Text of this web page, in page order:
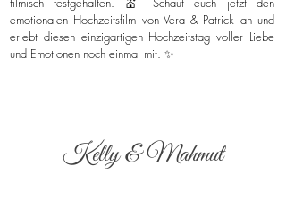
emotionalen Hochzeitsfilm von Vera & Patrick an und
erlebt diesen einzigartigen Hochzeitstag voller Liebe
und Emotionen noch einmal mit. ✨
Kelly & Mahmut